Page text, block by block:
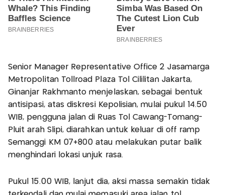
Senior Manager Representative Office 2 Jasamarga
Metropolitan Tollroad Plaza Tol Cililitan Jakarta,
Ginanjar Rakhmanto menjelaskan, sebagai bentuk
antisipasi, atas diskresi Kepolisian, mulai pukul 14.50
WIB, pengguna jalan di Ruas Tol Cawang-Tomang-
Pluit arah Slipi, diarahkan untuk keluar di off ramp
Semanggi KM 07+800 atau melakukan putar balik
menghindari lokasi unjuk rasa.
Pukul 15.00 WIB, lanjut dia, aksi massa semakin tidak